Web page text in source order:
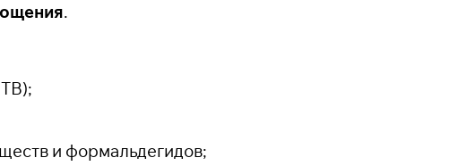
.
и формальдегидов;